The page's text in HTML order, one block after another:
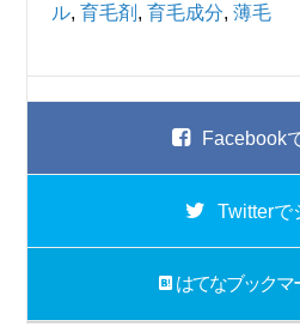
ル,育毛剤 ,育毛成分,薄毛
Facebook
Twitterで
はてなブックマ